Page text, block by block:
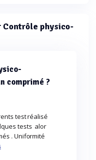
physico-
comprimé ?
test réalisé
tests alor
. Uniformité